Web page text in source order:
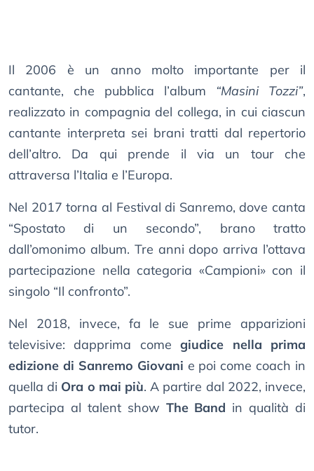
Il 2006 è un anno molto importante per il
cantante, che pubblica l’album “Masini Tozzi”,
realizzato in compagnia del collega, in cui ciascun
cantante interpreta sei brani tratti dal repertorio
dell’altro. Da qui prende il via un tour che
attraversa l’Italia e l’Europa.
Nel 2017 torna al Festival di Sanremo, dove canta
“Spostato di un secondo”, brano tratto
dall’omonimo album. Tre anni dopo arriva l’ottava
partecipazione nella categoria «Campioni» con il
singolo “Il confronto”.
Nel 2018, invece, fa le sue prime apparizioni
televisive: dapprima comegiudice nella prima
edizione di Sanremo Giovani e poi come coach in
quella di Ora o mai più. A partire dal 2022, invece,
partecipa al talent show The Band in qualità di
tutor.